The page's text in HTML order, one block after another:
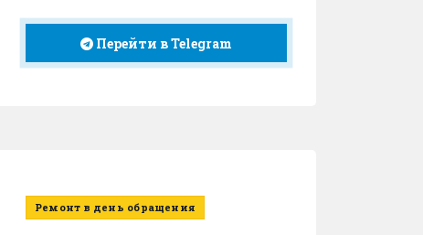
Перейти в Telegram
Ремонт в день обращения